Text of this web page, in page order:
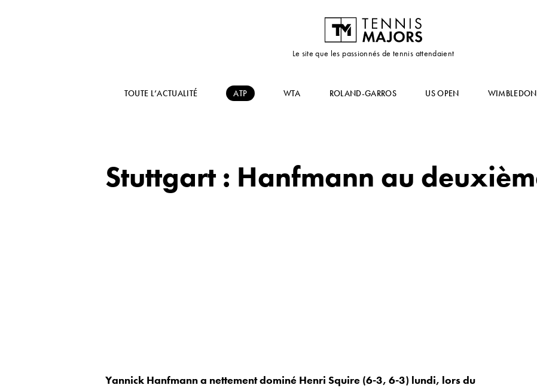
Le site que les passionnés de tennis attendaient
TOUTE L’ACTUALITÉ ATP WTA ROLAND-GARROS US OPEN WIMBLEDON
Stuttgart : Hanfmann au
Yannick Hanfmann a nettement dominé Henri Squire (6-3, 6-3) lundi, lors du